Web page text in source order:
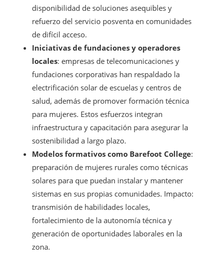
disponibilidad de soluciones asequibles y
refuerzo del servicio posventa en comunidades
de difícil acceso.
Iniciativas de fundaciones y operadores
locales: empresas de telecomunicaciones y
fundaciones corporativas han respaldado la
electrificación solar de escuelas y centros de
salud, además de promover formación técnica
para mujeres. Estos esfuerzos integran
infraestructura y capacitación para asegurar la
sostenibilidad a largo plazo.
Modelos formativos como Barefoot College:
preparación de mujeres rurales como técnicas
solares para que puedan instalar y mantener
sistemas en sus propias comunidades. Impacto:
transmisión de habilidades locales,
fortalecimiento de la autonomía técnica y
generación de oportunidades laborales en la
zona.